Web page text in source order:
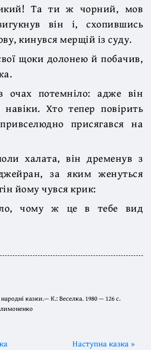
Та ти ж чорний, мов
він і, схопившись
кинувся мерщій із суду.
щоки долонею й побачив,
потемніло: адже він
навіки. Хто тепер повірить
присягався на
халата, він дременув з
за яким женуться
йому чувся крик:
чому ж це в тебе вид
казки.— К.: Веселка. 1980 — 126 с.
Наступна казка »